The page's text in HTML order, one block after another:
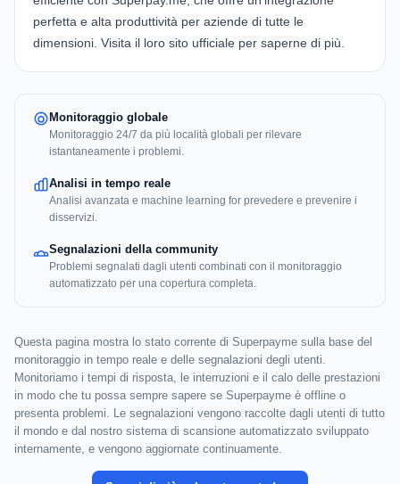
perfetta e alta produttività per aziende di tutte le
dimensioni. Visita il loro sito ufficiale per saperne di più.
Monitoraggio globale
Monitoraggio 24/7 da più località globali per rilevare
istantaneamente i problemi.
Analisi in tempo reale
Analisi avanzata e machine learning for prevedere e prevenire i
disservizi.
Segnalazioni della community
Problemi segnalati dagli utenti combinati con il monitoraggio
automatizzato per una copertura completa.
Questa pagina mostra lo stato corrente di Superpayme sulla base del
monitoraggio in tempo reale e delle segnalazioni degli utenti.
Monitoriamo i tempi di risposta, le interruzioni e il calo delle prestazioni
in modo che tu possa sempre sapere se Superpayme è offline o
presenta problemi. Le segnalazioni vengono raccolte dagli utenti di tutto
il mondo e dal nostro sistema di scansione automatizzato sviluppato
internamente, e vengono aggiornate continuamente.